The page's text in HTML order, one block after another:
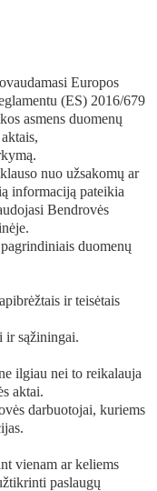
Europos
(ES) 2016/679
asmens duomenų
nuo užsakomų ar
informaciją pateikia
Bendrovės
duomenų
ir teisėtais
ir sąžiningai.
ilgiau nei to reikalauja
aktai.
darbuotojai, kuriems
vienam ar keliems
paslaugų